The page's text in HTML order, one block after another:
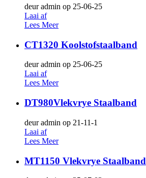
deur admin op 25-06-25
Laai af
Lees Meer
CT1320 Koolstofstaalband
deur admin op 25-06-25
Laai af
Lees Meer
DT980Vlekvrye Staalband
deur admin op 21-11-1
Laai af
Lees Meer
MT1150 Vlekvrye Staalband